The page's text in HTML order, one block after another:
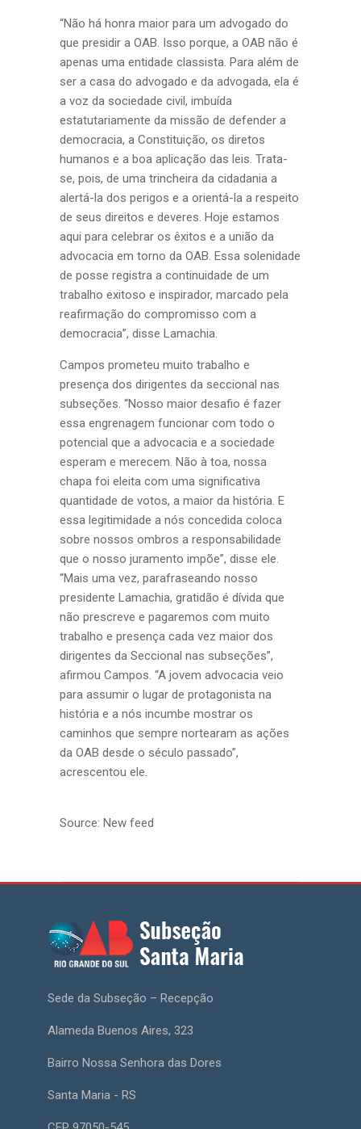
“Não há honra maior para um advogado do
que presidir a OAB. Isso porque, a OAB não é
apenas uma entidade classista. Para além de
ser a casa do advogado e da advogada, ela é
a voz da sociedade civil, imbuída
estatutariamente da missão de defender a
democracia, a Constituição, os diretos
humanos e a boa aplicação das leis. Trata-
se, pois, de uma trincheira da cidadania a
alertá-la dos perigos e a orientá-la a respeito
de seus direitos e deveres. Hoje estamos
aqui para celebrar os êxitos e a união da
advocacia em torno da OAB. Essa solenidade
de posse registra a continuidade de um
trabalho exitoso e inspirador, marcado pela
reafirmação do compromisso com a
democracia”, disse Lamachia.
Campos prometeu muito trabalho e
presença dos dirigentes da seccional nas
subseções. “Nosso maior desafio é fazer
essa engrenagem funcionar com todo o
potencial que a advocacia e a sociedade
esperam e merecem. Não à toa, nossa
chapa foi eleita com uma significativa
quantidade de votos, a maior da história. E
essa legitimidade a nós concedida coloca
sobre nossos ombros a responsabilidade
que o nosso juramento impõe”, disse ele.
“Mais uma vez, parafraseando nosso
presidente Lamachia, gratidão é dívida que
não prescreve e pagaremos com muito
trabalho e presença cada vez maior dos
dirigentes da Seccional nas subseções”,
afirmou Campos. “A jovem advocacia veio
para assumir o lugar de protagonista na
história e a nós incumbe mostrar os
caminhos que sempre nortearam as ações
da OAB desde o século passado”,
acrescentou ele.
Source: New feed
Sede da Subseção – Recepção
Alameda Buenos Aires, 323
Bairro Nossa Senhora das Dores
Santa Maria - RS